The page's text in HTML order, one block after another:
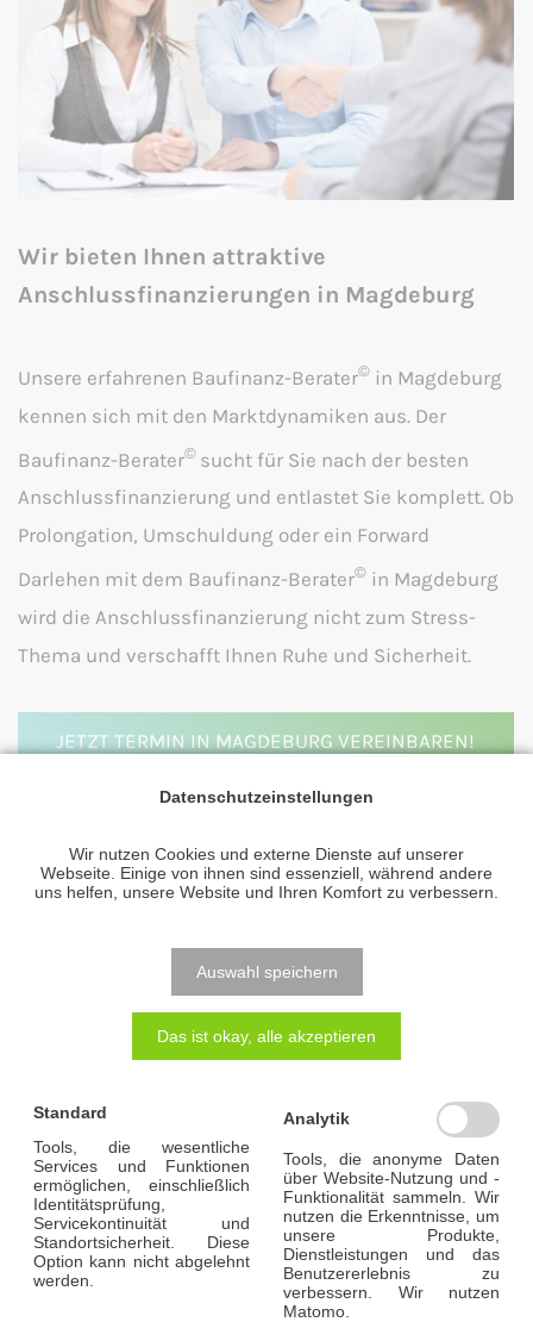
Wir bieten Ihnen attraktive
Anschlussfinanzierungen in Magdeburg
Unsere erfahrenen Baufinanz-Berater© in Magdeburg
kennen sich mit den Marktdynamiken aus. Der
Baufinanz-Berater© sucht für Sie nach der besten
Anschlussfinanzierung und entlastet Sie komplett. Ob
Prolongation, Umschuldung oder ein Forward
Darlehen mit dem Baufinanz-Berater© in Magdeburg
wird die Anschlussfinanzierung nicht zum Stress-
Thema und verschafft Ihnen Ruhe und Sicherheit.
JETZT TERMIN IN MAGDEBURG VEREINBAREN!
Datenschutzeinstellungen
Wir nutzen Cookies und externe Dienste auf unserer
Webseite. Einige von ihnen sind essenziell, während andere
uns helfen, unsere Website und Ihren Komfort zu verbessern.
Auswahl speichern
Das ist okay, alle akzeptieren
Standard
Tools, die wesentliche
Services und Funktionen
ermöglichen, einschließlich
Identitätsprüfung,
Servicekontinuität und
Standortsicherheit. Diese
Option kann nicht abgelehnt
werden.
Analytik
Tools, die anonyme Daten
über Website-Nutzung und -
Funktionalität sammeln. Wir
nutzen die Erkenntnisse, um
unsere Produkte,
Dienstleistungen und das
Benutzererlebnis zu
verbessern. Wir nutzen
Matomo.